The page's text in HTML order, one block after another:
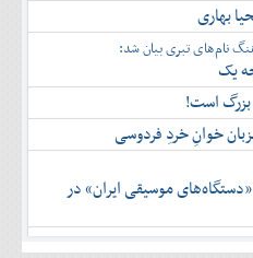
بهاری
نام‌های تبری بیان شد:
یک
بزرگ است!
خوانِ خردِ فردوسی
موسیقی ایران» در